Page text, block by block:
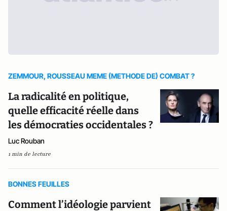
ZEMMOUR, ROUSSEAU MEME (METHODE DE) COMBAT ?
La radicalité en politique,
quelle efficacité réelle dans
les démocraties occidentales ?
Luc Rouban
1 min de lecture
BONNES FEUILLES
Comment l’idéologie parvient